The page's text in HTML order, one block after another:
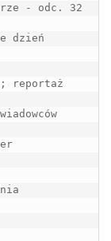
- odc. 32
dzień